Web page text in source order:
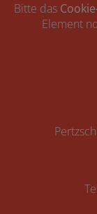
Bitte das
Element
Footer -